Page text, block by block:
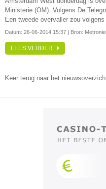
Ministerie (OM). Volgens De
Een tweede overvaller zou
Datum: 26-06-2014 15:37 | Bron:
LEES VERDER
Keer terug naar het